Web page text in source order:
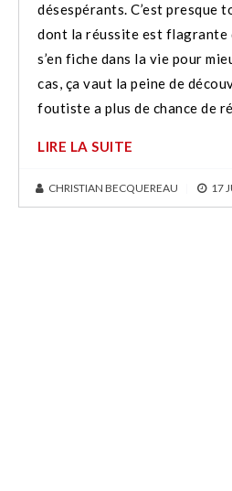
désespérants. C’est presque
dont la réussite est flagrante
s’en fiche dans la vie pour
cas, ça vaut la peine de
foutiste a plus de chance de
LIRE LA SUITE
CHRISTIAN BECQUEREAU 17